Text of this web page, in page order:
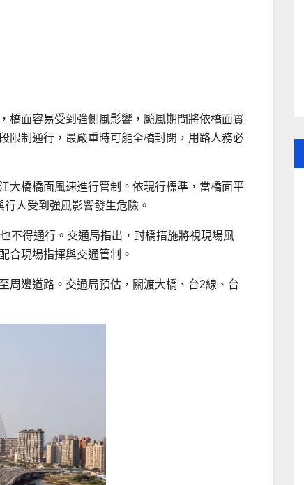
橋面容易受到強側風影響，颱風期間將依橋面實
限制通行，最嚴重時可能全橋封閉，用路人務必
大橋橋面風速進行管制。依現行標準，當橋面平
人受到強風影響發生危險。
不得通行。交通局指出，封橋措施將視現場風
合現場指揮與交通管制。
周邊道路。交通局預估，關渡大橋、台2線、台